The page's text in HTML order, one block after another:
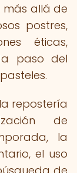
más allá de
postres,
éticas,
paso del
repostería
de
la
el uso